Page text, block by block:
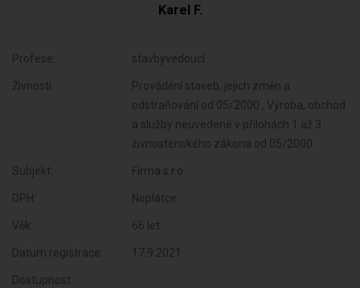
Karel F.
Profese: stavbyvedoucí
Živnosti:
Provádění staveb, jejich změn a
odstraňování od 05/2000 , Výroba, obchod
a služby neuvedené v přílohách 1 až 3
živnostenského zákona od 05/2000
Subjekt: Firma s.r.o.
DPH: Neplátce
Věk: 66 let
Datum registrace: 17.9.2021
Dostupnost: